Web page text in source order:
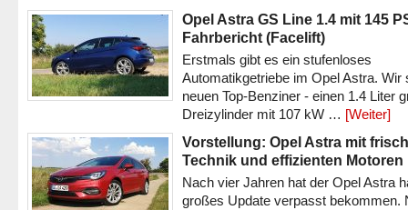
Opel Astra GS Line 1.4 mit 145
Fahrbericht (Facelift)
Erstmals gibt es ein stufenloses
Automatikgetriebe im Opel Astra. Wir
neuen Top-Benziner - einen 1.4 Liter
Dreizylinder mit 107 kW … [Weiter]
Vorstellung: Opel Astra mit
Technik und effizienten Motoren
Nach vier Jahren hat der Opel Astra
großes Update verpasst bekommen.